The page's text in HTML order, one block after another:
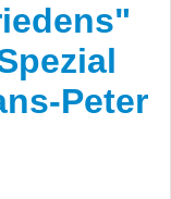
Peter